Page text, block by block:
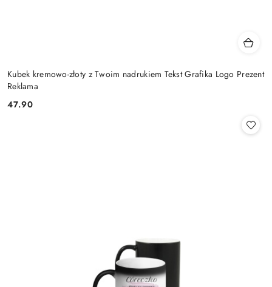
Kubek kremowo-złoty z Twoim nadrukiem Tekst Grafika Logo Prezent
Reklama
Cena:
47.90